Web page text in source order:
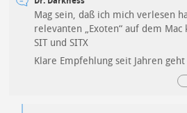
Mag sein, daß ich mich verlesen
relevanten „Exoten“ auf dem Mac
SIT und SITX
Klare Empfehlung seit Jahren